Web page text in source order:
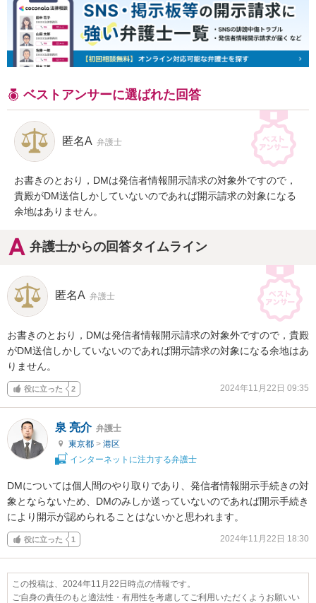
ベストアンサーに選ばれた回答
匿名A 弁護士
お書きのとおり，DMは発信者情報開示請求の対象外ですので，
貴殿がDM送信しかしていないのであれば開示請求の対象になる
余地はありません。
弁護士からの回答タイムライン
匿名A 弁護士
お書きのとおり，DMは発信者情報開示請求の対象外ですので，貴殿
がDM送信しかしていないのであれば開示請求の対象になる余地はあ
りません。
役に立った 2 2024年11月22日 09:35
泉 亮介 弁護士
東京都 > 港区
インターネットに注力する弁護士
DMについては個人間のやり取りであり、発信者情報開示手続きの対
象とならないため、DMのみしか送っていないのであれば開示手続き
により開示が認められることはないかと思われます。
役に立った 1 2024年11月22日 18:30
この投稿は、2024年11月22日時点の情報です。
ご自身の責任のもと適法性・有用性を考慮してご利用いただくようお願いい